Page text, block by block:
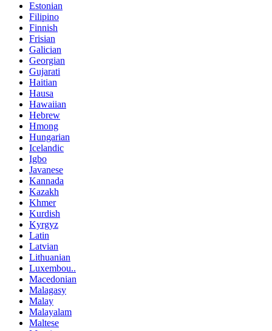
Estonian
Filipino
Finnish
Frisian
Galician
Georgian
Gujarati
Haitian
Hausa
Hawaiian
Hebrew
Hmong
Hungarian
Icelandic
Igbo
Javanese
Kannada
Kazakh
Khmer
Kurdish
Kyrgyz
Latin
Latvian
Lithuanian
Luxembou..
Macedonian
Malagasy
Malay
Malayalam
Maltese